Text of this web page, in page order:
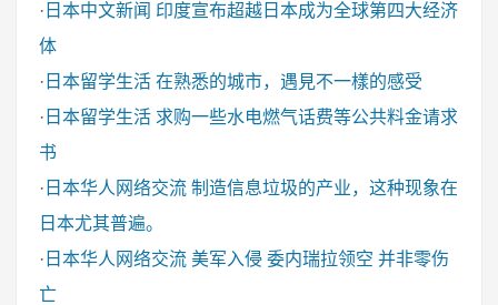
· 日本中文新闻 印度宣布超越日本成为全球第四大经济
体
· 日本留学生活 在熟悉的城市，遇見不一樣的感受
· 日本留学生活 求购一些水电燃气话费等公共料金请求
书
· 日本华人网络交流 制造信息垃圾的产业，这种现象在
日本尤其普遍。
· 日本华人网络交流 美军入侵 委内瑞拉领空 并非零伤
亡